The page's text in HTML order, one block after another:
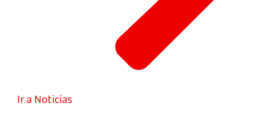
Ir a Noticias